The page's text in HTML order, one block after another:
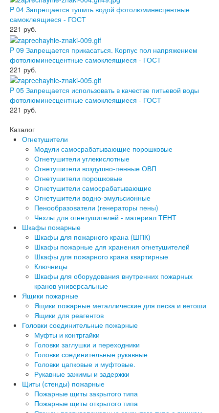
P 04 Запрещается тушить водой фотолюминесцентные
самоклеящиеся - ГОСТ
221 руб.
P 09 Запрещается прикасаться. Корпус пол напряжением
фотолюминесцентные самоклеящиеся - ГОСТ
221 руб.
P 05 Запрещается использовать в качестве питьевой воды
фотолюминесцентные самоклеящиеся - ГОСТ
221 руб.
Каталог
Огнетушители
Модули самосрабатывающие порошковые
Огнетушители углекислотные
Огнетушители воздушно-пенные ОВП
Огнетушители порошковые
Огнетушители самосрабатывающие
Огнетушители водно-эмульсионные
Пенообразователи (генераторы пены)
Чехлы для огнетушителей - материал ТЕНТ
Шкафы пожарные
Шкафы для пожарного крана (ШПК)
Шкафы пожарные для хранения огнетушителей
Шкафы для пожарного крана квартирные
Ключницы
Шкафы для оборудования внутренних пожарных
кранов универсальные
Ящики пожарные
Ящики пожарные металлические для песка и ветоши
Ящики для реагентов
Головки соединительные пожарные
Муфты и контргайки
Головки заглушки и переходники
Головки соединительные рукавные
Головки цапковые и муфтовые.
Рукавные зажимы и задержки
Щиты (стенды) пожарные
Пожарные щиты закрытого типа
Пожарные щиты открытого типа